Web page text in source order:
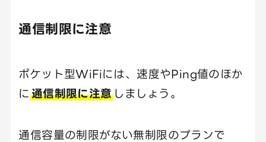
通信制限に注意
ポケット型WiFiには、速度やPing値のほか
に 通信制限に注意しましょう。
通信容量の制限がない無制限のプランで